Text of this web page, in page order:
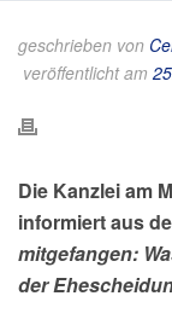
geschrieben von
veröffentlicht am
Die Kanzlei am
informiert aus
mitgefangen:
der